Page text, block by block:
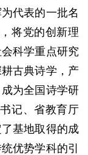
代表的一批名
将党的创新理
科学重点研究
古典诗学，产
为全国诗学研
记、省教育厅
基地取得的成
优势学科的引